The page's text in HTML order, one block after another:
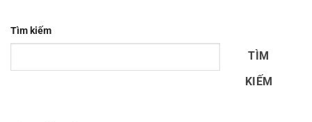
Tìm kiếm
TÌM
KIẾM